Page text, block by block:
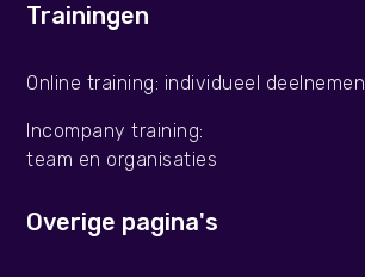
Trainingen
Online training: individueel deelnemen
Incompany training:
team en organisaties
Overige pagina's